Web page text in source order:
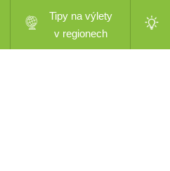
Tipy na výlety
v regionech